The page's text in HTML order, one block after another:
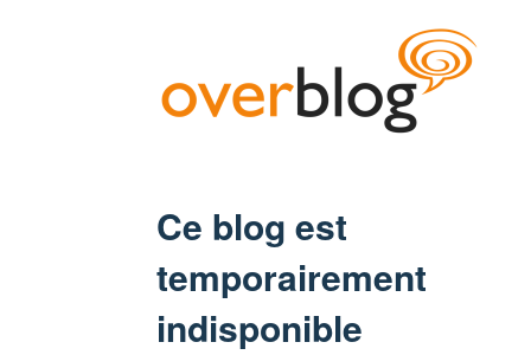
Ce blog est
temporairement
indisponible